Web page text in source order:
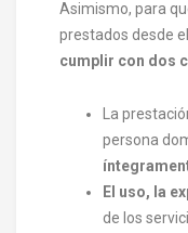
Asimismo, para
prestados desde el
cumplir con dos
La
persona
El uso, la
de los